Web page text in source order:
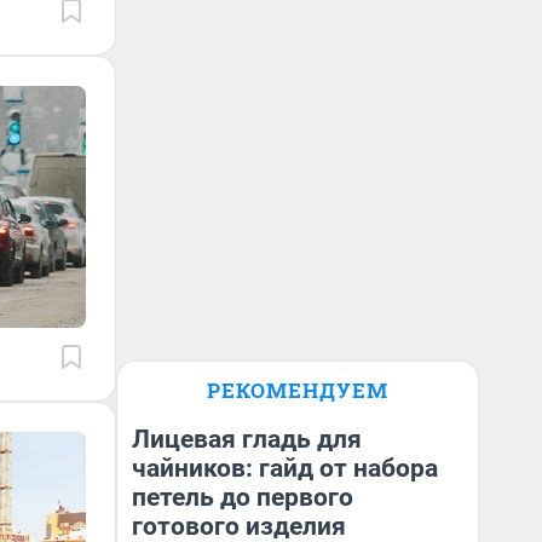
РЕКОМЕНДУЕМ
Лицевая гладь для
чайников: гайд от набора
петель до первого
готового изделия